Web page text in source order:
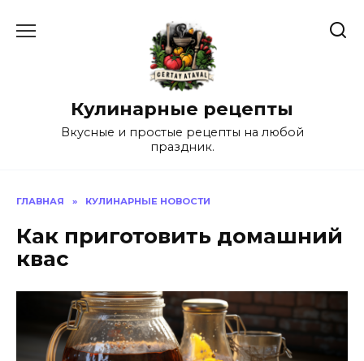
Кулинарные рецепты
Вкусные и простые рецепты на любой
праздник.
ГЛАВНАЯ » КУЛИНАРНЫЕ НОВОСТИ
Как приготовить домашний
квас